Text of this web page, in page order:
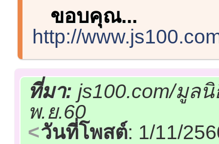
ขอบคุณ...
http://
ที่มา: js100.com/มูล
พ.ย.60
วันที่โพสต์: 1/11/